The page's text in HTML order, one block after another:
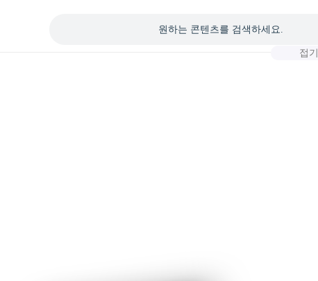
접기